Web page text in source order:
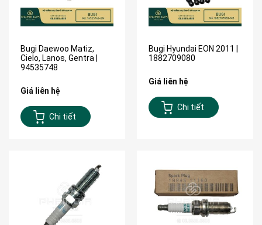
Bugi Daewoo Matiz,
Cielo, Lanos, Gentra |
94535748
Giá liên hệ
Chi tiết
Bugi Hyundai EON 2011 |
1882709080
Giá liên hệ
Chi tiết